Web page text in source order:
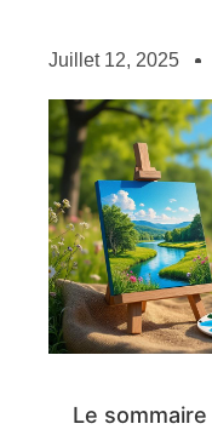
Juillet 12, 2025
Le sommaire